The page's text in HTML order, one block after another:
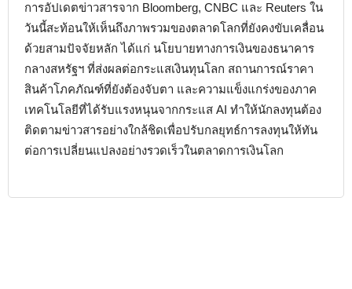
การอัปเดตข่าวสารจาก Bloomberg, CNBC และ Reuters ใน
วันนี้สะท้อนให้เห็นถึงภาพรวมของตลาดโลกที่ยังคงขับเคลื่อน
ด้วยสามปัจจัยหลัก ได้แก่ นโยบายทางการเงินของธนาคาร
กลางสหรัฐฯ ที่ส่งผลต่อกระแสเงินทุนโลก สถานการณ์ราคา
สินค้าโภคภัณฑ์ที่ยังต้องจับตา และความแข็งแกร่งของภาค
เทคโนโลยีที่ได้รับแรงหนุนจากกระแส AI ทำให้นักลงทุนต้อง
ติดตามข่าวสารอย่างใกล้ชิดเพื่อปรับกลยุทธ์การลงทุนให้ทัน
ต่อการเปลี่ยนแปลงอย่างรวดเร็วในตลาดการเงินโลก